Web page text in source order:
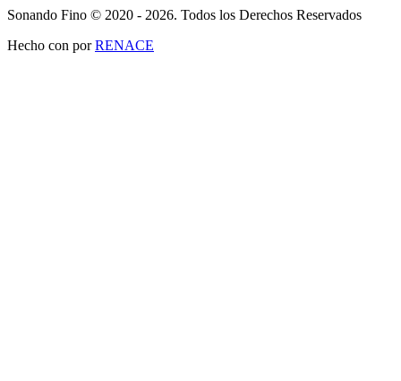
Sonando Fino © 2020 - 2026. Todos los Derechos Reservados
Hecho con porRENACE